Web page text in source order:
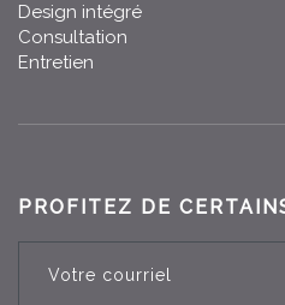
Design intégré
Consultation
Entretien
PROFITEZ DE